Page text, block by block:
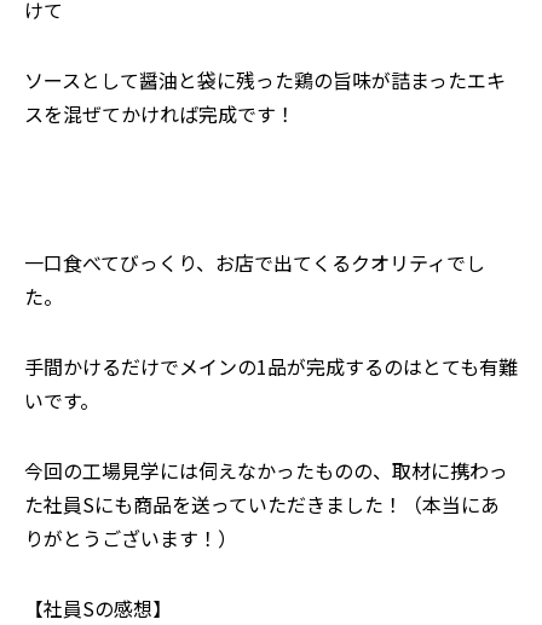
けて
ソースとして醤油と袋に残った鶏の旨味が詰まったエキ
スを混ぜてかければ完成です！
一口食べてびっくり、お店で出てくるクオリティでし
た。
⸺手間かけるだけでメインの1品が完成するのはとても有難
いです。
今回の工場見学には伺えなかったものの、取材に携わっ
た社員Sにも商品を送っていただきました！（本当にあ
りがとうございます！）
【社員Sの感想】